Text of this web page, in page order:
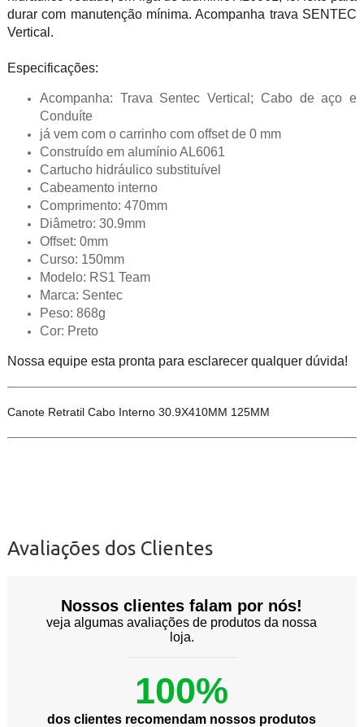
durar com manutenção mínima. Acompanha trava SENTEC
Vertical.
Especificações:
Acompanha: Trava Sentec Vertical; Cabo de aço e
Conduíte
já vem com o carrinho com offset de 0 mm
Construído em alumínio AL6061
Cartucho hidráulico substituível
Cabeamento interno
Comprimento: 470mm
Diâmetro: 30.9mm
Offset: 0mm
Curso: 150mm
Modelo: RS1 Team
Marca: Sentec
Peso: 868g
Cor: Preto
Nossa equipe esta pronta para esclarecer qualquer dúvida!
Canote Retratil Cabo Interno 30.9X410MM 125MM
Avaliações dos Clientes
Nossos clientes falam por nós!
veja algumas avaliações de produtos da nossa
loja.
100%
dos clientes recomendam nossos produtos